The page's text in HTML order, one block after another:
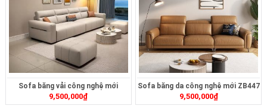
Sofa băng vải công nghệ mới
ZB411
9,500,000₫
Sofa băng da công nghệ mới ZB447
9,500,000₫